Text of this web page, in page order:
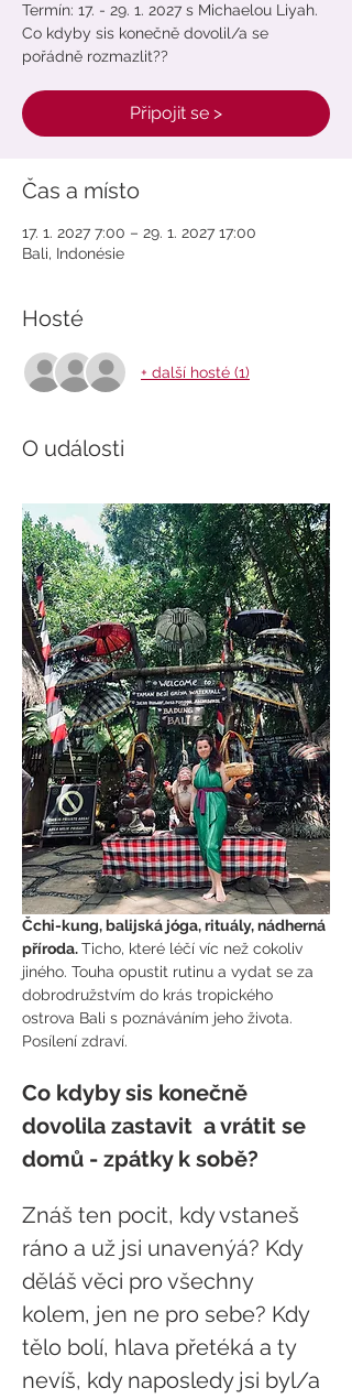
Termín: 17. - 29. 1. 2027 s Michaelou Liyah.
Co kdyby sis konečně dovolil/a se
pořádně rozmazlit??
Připojit se >
Čas a místo
17. 1. 2027 7:00 – 29. 1. 2027 17:00
Bali, Indonésie
Hosté
+ další hosté (1)
O události
Čchi-kung, balijská jóga, rituály, nádherná
příroda. Ticho, které léčí víc než cokoliv
jiného. Touha opustit rutinu a vydat se za
dobrodružstvím do krás tropického
ostrova Bali s poznáváním jeho života.
Posílení zdraví.
Co kdyby sis konečně
dovolila zastavit  a vrátit se
domů - zpátky k sobě?
Znáš ten pocit, kdy vstaneš
ráno a už jsi unavenýá? Kdy
děláš věci pro všechny
kolem, jen ne pro sebe? Kdy
tělo bolí, hlava přetéká a ty
nevíš, kdy naposledy jsi byl/a